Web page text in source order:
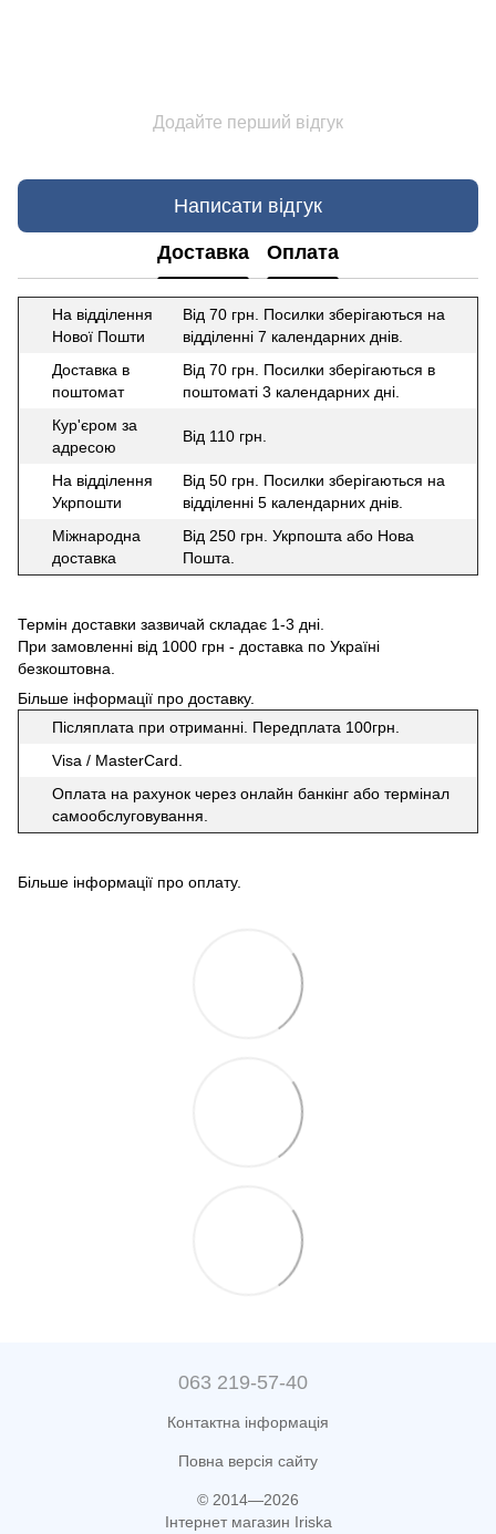
Додайте перший відгук
Написати відгук
Доставка Оплата
На відділення
Нової Пошти
Від 70 грн. Посилки зберігаються на
відділенні 7 календарних днів.
Доставка в
поштомат
Від 70 грн. Посилки зберігаються в
поштоматі 3 календарних дні.
Кур'єром за
адресою
Від 110 грн.
На відділення
Укрпошти
Від 50 грн. Посилки зберігаються на
відділенні 5 календарних днів.
Міжнародна
доставка
Від 250 грн. Укрпошта або Нова
Пошта.
Термін доставки зазвичай складає 1-3 дні.
При замовленні від 1000 грн - доставка по Україні
безкоштовна.
Більше інформації про доставку.
Післяплата при отриманні. Передплата 100грн.
Visa / MasterCard.
Оплата на рахунок через онлайн банкінг або термінал
самообслуговування.
Більше інформації про оплату.
063 219-57-40
Контактна інформація
Повна версія сайту
© 2014—2026
Інтернет магазин Iriska